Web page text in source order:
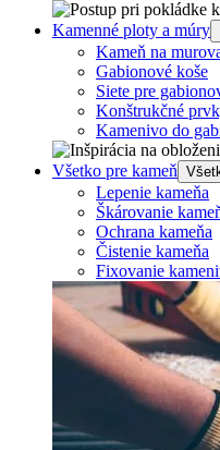
Kamenné ploty a múry
Kameň na
Gabionové koše
Siete pre
Konštrukčné
Kamenivo do
Všetko pre kameň
Lepenie kameňa
Škárovanie
Ochrana kameňa
Čistenie kameňa
Fixovanie